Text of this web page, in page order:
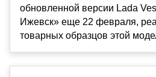
обновленной версии Lada
Ижевск» еще 22 февраля,
товарных образцов этой